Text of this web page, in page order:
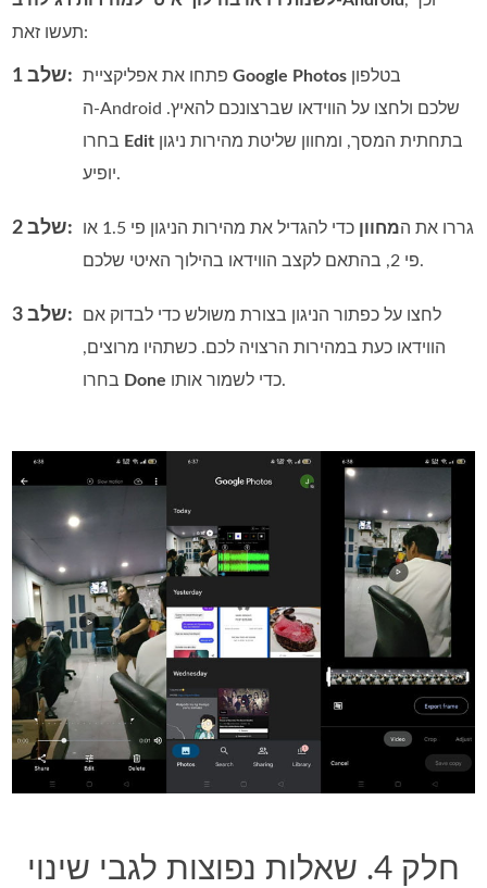
תעשו זאת:
שלב 1: פתחו את אפליקצייתGoogle Photos
ה‑Android שלכם ולחצו על הווידאו שברצונכם להאיץ.
Edit
יופיע.
שלב 2: גררו את המחוון
כדי להגדיל את מהירות הניגון פי 1.5 או
פי 2, בהתאם לקצב הווידאו בהילוך האיטי שלכם.
שלב 3:
לחצו על כפתור הניגון בצורת משולש כדי לבדוק אם
הווידאו כעת במהירות הרצויה לכם. כשתהיו מרוצים,
Done כדי לשמור אותו.
חלק 4. שאלות נפוצות לגבי שינוי